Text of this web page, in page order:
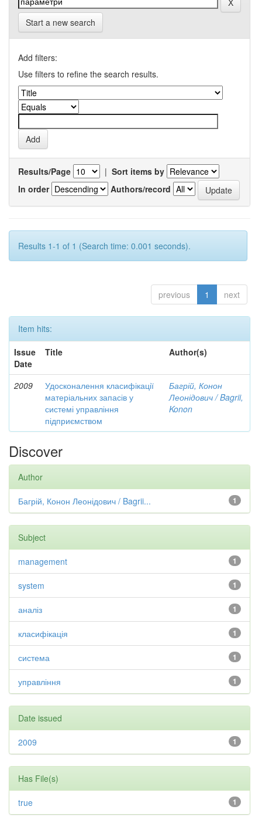
Start a new search
Add filters:
Use filters to refine the search results.
Results/Page | Sort items by
In order
Authors/record
Results 1-1 of 1 (Search time: 0.001 seconds).
previous 1 next
Item hits:
Issue
Date
Title Author(s)
2009
Удосконалення класифікації
матеріальних запасів у
системі управління
підприємством
Багрій, Конон
Леонідович / Bagrii,
Konon
Discover
Author
1
Багрій, Конон Леонідович / Bagrii...
Subject
1
management
1
system
1
аналіз
1
класифікація
1
система
1
управління
Date issued
1
2009
Has File(s)
1
true